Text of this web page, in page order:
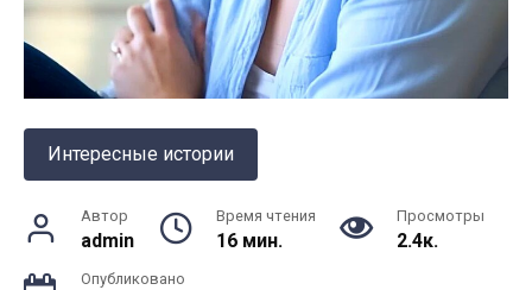
Интересные истории
Автор
admin
Время чтения
16 мин.
Просмотры
2.4к.
Опубликовано